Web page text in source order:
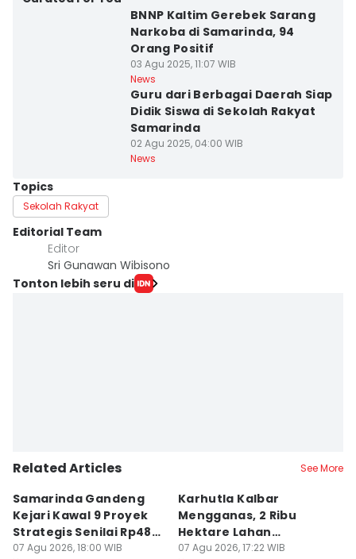
BNNP Kaltim Gerebek Sarang
Narkoba di Samarinda, 94
Orang Positif
03 Agu 2025, 11:07 WIB
News
Guru dari Berbagai Daerah Siap
Didik Siswa di Sekolah Rakyat
Samarinda
02 Agu 2025, 04:00 WIB
News
Topics
Sekolah Rakyat
Editorial Team
Editor
Sri Gunawan Wibisono
Tonton lebih seru di
Related Articles See More
Samarinda Gandeng
Kejari Kawal 9 Proyek
Strategis Senilai Rp48
Miliar
07 Agu 2026, 18:00 WIB
Karhutla Kalbar
Mengganas, 2 Ribu
Hektare Lahan
Terbakar saat Kemarau
07 Agu 2026, 17:22 WIB